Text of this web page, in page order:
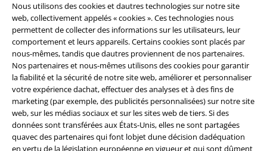
Nous utilisons des cookies et dautres technologies sur notre site
web, collectivement appelés « cookies ». Ces technologies nous
permettent de collecter des informations sur les utilisateurs, leur
comportement et leurs appareils. Certains cookies sont placés par
nous-mêmes, tandis que dautres proviennent de nos partenaires.
Nos partenaires et nous-mêmes utilisons des cookies pour garantir
la fiabilité et la sécurité de notre site web, améliorer et personnaliser
votre expérience dachat, effectuer des analyses et à des fins de
marketing (par exemple, des publicités personnalisées) sur notre site
web, sur les médias sociaux et sur les sites web de tiers. Si des
données sont transférées aux États-Unis, elles ne sont partagées
quavec des partenaires qui font lobjet dune décision dadéquation
en vertu de la législation européenne en vigueur et qui sont dûment
Légal
Conditions générales
Éditeur